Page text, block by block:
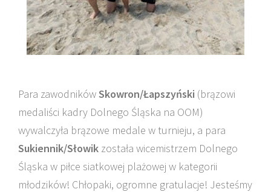
Para zawodnikówSkowron/Łapszyński (brązowi
medaliści kadry Dolnego Śląska na OOM)
wywalczyła brązowe medale w turnieju, a para
Sukiennik/Słowik została wicemistrzem Dolnego
Śląska w piłce siatkowej plażowej w kategorii
młodzików! Chłopaki, ogromne gratulacje! Jesteśmy